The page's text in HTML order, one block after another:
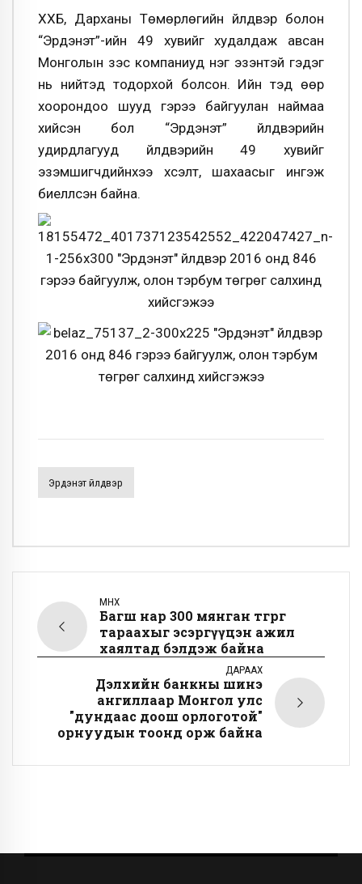
ХХБ, Дарханы Төмөрлөгийн үйлдвэр болон
“Эрдэнэт”-ийн 49 хувийг худалдаж авсан
Монголын зэс компаниуд нэг эзэнтэй гэдэг
нь нийтэд тодорхой болсон. Ийн тэд өөр
хоорондоо шууд гэрээ байгуулан наймаа
хийсэн бол “Эрдэнэт” үйлдвэрийн
удирдлагууд үйлдвэрийн 49 хувийг
эзэмшигчдийнхээ хүсэлт, шахаасыг ингэж
биелүүлсэн байна.
Эрдэнэт Үйлдвэр
ӨМНӨХ
Багш нар 300 мянган төгрөг
тараахыг эсэргүүцэн ажил
хаялтад бэлдэж байна
ДАРААХ
Дэлхийн банкны шинэ
ангиллаар Монгол улс
"дундаас доош орлоготой"
орнуудын тоонд орж байна